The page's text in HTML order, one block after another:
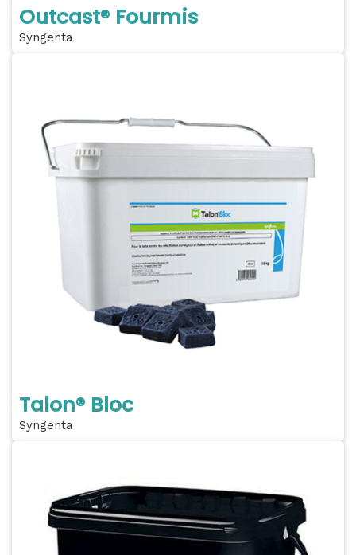
Outcast® Fourmis
Syngenta
Talon® Bloc
Syngenta